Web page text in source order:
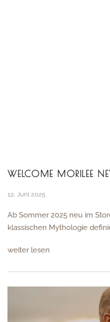
WELCOME MORILEE
12. Juni 2025
Ab Sommer 2025 neu im
klassischen Mythologie
weiter lesen